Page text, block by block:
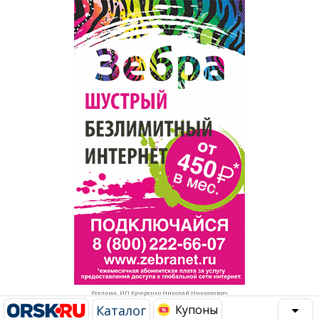
Реклама. ИП Кучеренко Николай Николаевич
Каталог Купоны
Рестораны, кафе, бары
Развлечения и отдых
Спорт Фитнес
Недвижимость
Красота Косметология
Торговля
Бизнес и финансы
Юристы, Экспертиза, Страхование
Ремонт
Социальные организации
Это интересно
Администрация
Популярное →